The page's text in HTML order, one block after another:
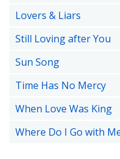
Lovers & Liars
Still Loving after You
Sun Song
Time Has No Mercy
When Love Was King
Where Do I Go with